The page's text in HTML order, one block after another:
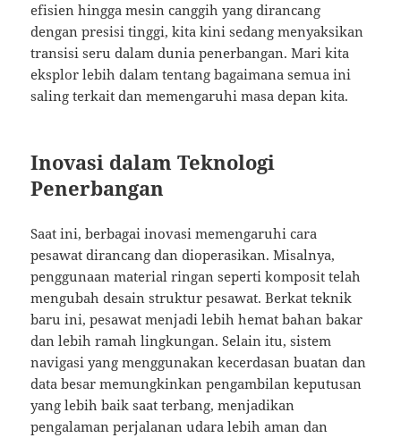
efisien hingga mesin canggih yang dirancang
dengan presisi tinggi, kita kini sedang menyaksikan
transisi seru dalam dunia penerbangan. Mari kita
eksplor lebih dalam tentang bagaimana semua ini
saling terkait dan memengaruhi masa depan kita.
Inovasi dalam Teknologi
Penerbangan
Saat ini, berbagai inovasi memengaruhi cara
pesawat dirancang dan dioperasikan. Misalnya,
penggunaan material ringan seperti komposit telah
mengubah desain struktur pesawat. Berkat teknik
baru ini, pesawat menjadi lebih hemat bahan bakar
dan lebih ramah lingkungan. Selain itu, sistem
navigasi yang menggunakan kecerdasan buatan dan
data besar memungkinkan pengambilan keputusan
yang lebih baik saat terbang, menjadikan
pengalaman perjalanan udara lebih aman dan